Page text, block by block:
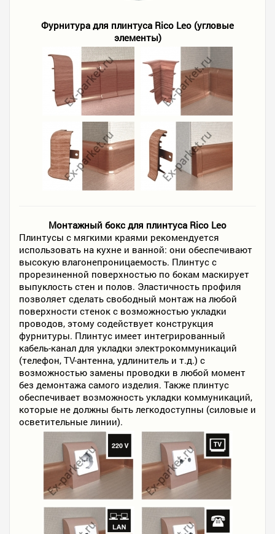
Фурнитура для плинтуса Rico Leo (угловые
элементы)
Монтажный бокс для плинтуса Rico Leo
Плинтусы с мягкими краями рекомендуется
использовать на кухне и ванной: они обеспечивают
высокую влагонепроницаемость. Плинтус с
прорезиненной поверхностью по бокам маскирует
выпуклость стен и полов. Эластичность профиля
позволяет сделать свободный монтаж на любой
поверхности стенок с возможностью укладки
проводов, этому содействует конструкция
фурнитуры. Плинтус имеет интегрированный
кабель-канал для укладки электрокоммуникаций
(телефон, ТV-антенна, удлинитель и т.д.) с
возможностью замены проводки в любой момент
без демонтажа самого изделия. Также плинтус
обеспечивает возможность укладки коммуникаций,
которые не должны быть легкодоступны (силовые и
осветительные линии).